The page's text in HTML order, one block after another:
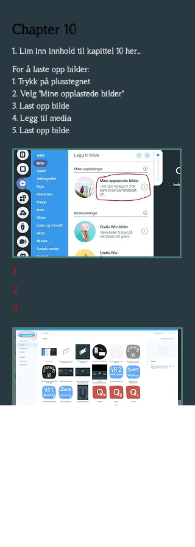
Chapter 10
1.. Lim inn innhold til kapittel 10 her...
For å laste opp bilder:
1. Trykk på plusstegnet
2. Velg "Mine opplastede bilder"
3. Last opp bilde
4. Legg til media
5. Last opp bilde
1
2
3